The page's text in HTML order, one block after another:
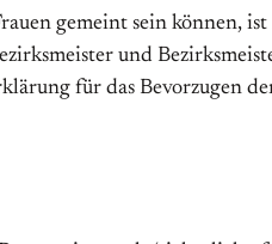
gemeint sein können,
und
für das Bevorzugen